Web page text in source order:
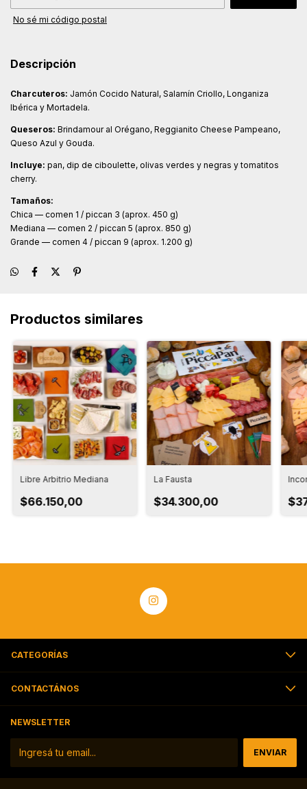
No sé mi código postal
Descripción
Charcuteros: Jamón Cocido Natural, Salamín Criollo, Longaniza
Ibérica y Mortadela.
Queseros: Brindamour al Orégano, Reggianito Cheese Pampeano,
Queso Azul y Gouda.
Incluye: pan, dip de ciboulette, olivas verdes y negras y tomatitos
cherry.
Tamaños:
Chica — comen 1 / piccan 3 (aprox. 450 g)
Mediana — comen 2 / piccan 5 (aprox. 850 g)
Grande — comen 4 / piccan 9 (aprox. 1.200 g)
Productos similares
Libre Arbitrio Mediana
$66.150,00
La Fausta
$34.300,00
CATEGORÍAS
CONTACTÁNOS
NEWSLETTER